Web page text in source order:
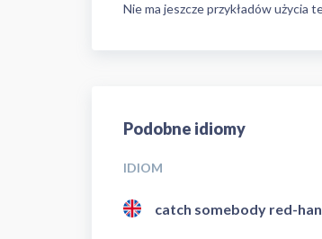
Nie ma jeszcze przykładów użycia
Podobne idiomy
IDIOM
catch somebody red-